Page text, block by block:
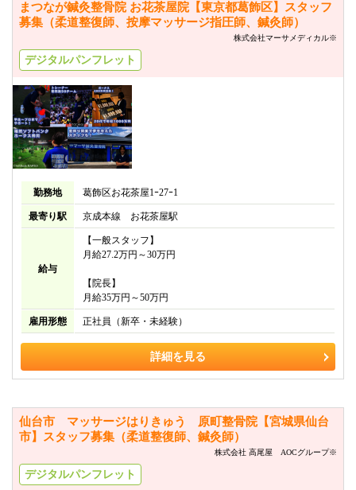
まつなが鍼灸整骨院 お花茶屋院【東京都葛飾区】スタッフ
募集（柔道整復師、按摩マッサージ指圧師、鍼灸師）
株式会社マーサメディカル※
デジタルパンフレット
詳細を見る
勤務地 葛飾区お花茶屋1ｰ27ｰ1
最寄り駅 京成本線 お花茶屋駅
給与
【一般スタッフ】
月給27.2万円～30万円
【院長】
月給35万円～50万円
雇用形態 正社員（新卒・未経験）
仙台市 マッサージはりきゅう 原町整骨院【宮城県仙台
市】スタッフ募集（柔道整復師、鍼灸師）
株式会社 高尾屋 AOCグループ※
デジタルパンフレット